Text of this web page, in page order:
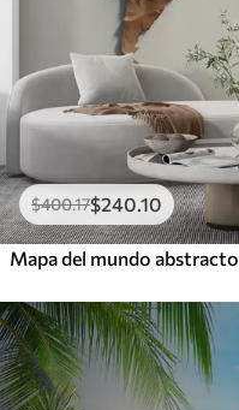
$400.17$240.10
Mapa del mundo abstracto